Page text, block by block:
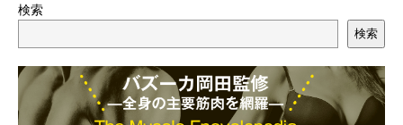
検索
検索